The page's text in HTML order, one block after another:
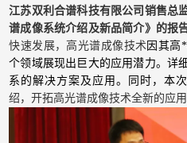
江苏双利合谱科技有限公司销售总
谱成像系统介绍及新品简介》的报
快速发展，高光谱成像技术 因其高
个领域展现出巨大的应用潜力。详
系的解决方案及应用。同时，本
绍，开拓高光谱成像技术全新的应用